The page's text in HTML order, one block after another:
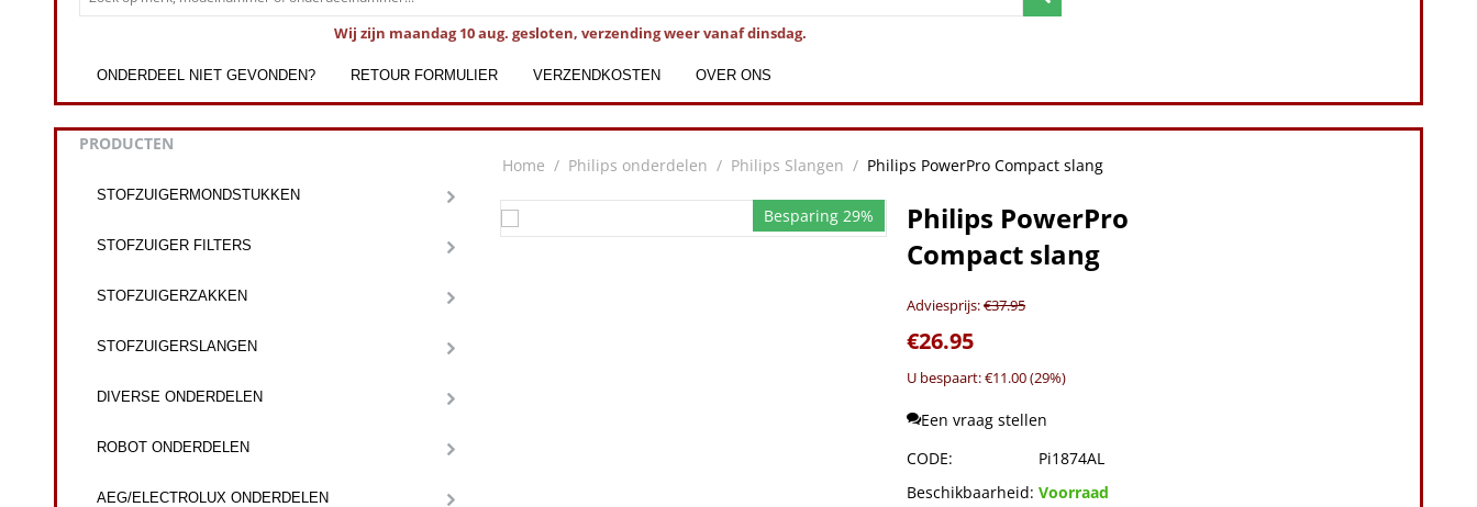
Wij zijn maandag 10 aug. gesloten, verzending weer vanaf dinsdag.
ONDERDEEL NIET GEVONDEN? RETOUR FORMULIER VERZENDKOSTEN OVER ONS
PRODUCTEN
STOFZUIGERMONDSTUKKEN
STOFZUIGER FILTERS
STOFZUIGERZAKKEN
STOFZUIGERSLANGEN
DIVERSE ONDERDELEN
ROBOT ONDERDELEN
AEG/ELECTROLUX ONDERDELEN
Home / Philips onderdelen / Philips Slangen / Philips PowerPro Compact slang
Besparing 29%
Philips PowerPro
Compact slang
Adviesprijs:€37.95
€26.95
U bespaart: €11.00(29%)
Een vraag stellen
CODE:
Pi1874AL
Beschikbaarheid: Voorraad